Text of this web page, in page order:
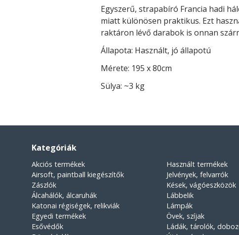
Egyszerű, strapabíró Francia hadi
miatt különösen praktikus. Ezt
raktáron lévő darabok is onnan
Állapota: Használt, jó állapotú
Mérete: 195 x 80cm
Sülya: ~3 kg
Kategóriák
Akciós termékek
Airsoft, paintball kiegészítők
Zászlók
Álcahálók, álcaruhák
Katonai régiségek, relikviák
Egyedi termékek
Esővédők
Használt termékek
Jelvények, felvarrók
Kések, vágóeszközök
Lábbelik
Lámpák
Övek, szíjak
Ládák, tárolók,